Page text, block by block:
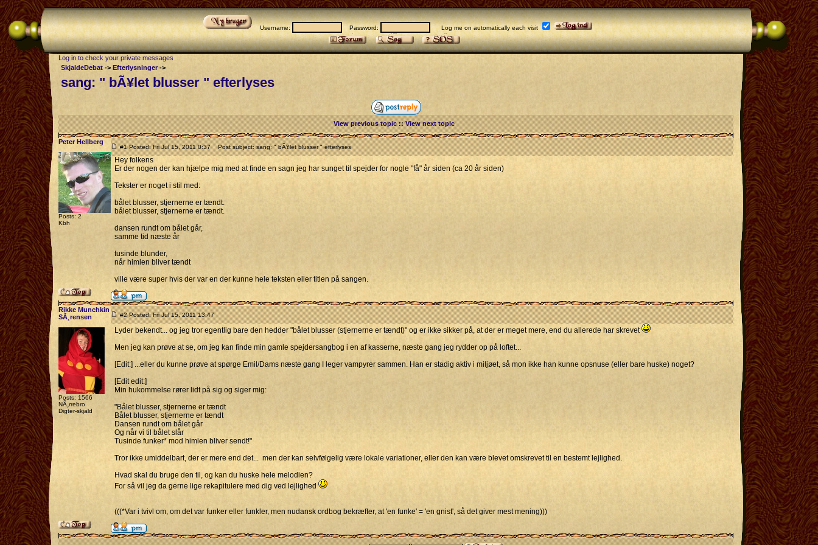
Username: Password: Log me on automatically each visit
Log in to check your private messages
SkjaldeDebat -> Efterlysninger->
sang: " bÃ¥let blusser " efterlyses
View previous topic::View next topic
Peter Hellberg
Posts: 2
Kbh
#1 Posted: Fri Jul 15, 2011 0:37 Post subject: sang: " bÃ¥let blusser " efterlyses
Hey folkens
Er der nogen der kan hjælpe mig med at finde en sagn jeg har sunget til spejder for nogle "få" år siden (ca 20 år siden)
Tekster er noget i stil med:
bålet blusser, stjernerne er tændt.
bålet blusser, stjernerne er tændt.
dansen rundt om bålet går,
samme tid næste år
tusinde blunder,
når himlen bliver tændt
ville være super hvis der var en der kunne hele teksten eller titlen på sangen.
Rikke Munchkin
SÃ¸rensen
Posts: 1566
NÃ¸rrebro
Digter-skjald
#2 Posted: Fri Jul 15, 2011 13:47
Lyder bekendt... og jeg tror egentlig bare den hedder "bålet blusser (stjernerne er tændt)" og er ikke sikker på, at der er meget mere, end du allerede har skrevet
Men jeg kan prøve at se, om jeg kan finde min gamle spejdersangbog i en af kasserne, næste gang jeg rydder op på loftet...
[Edit:] ...eller du kunne prøve at spørge Emil/Dams næste gang I leger vampyrer sammen. Han er stadig aktiv i miljøet, så mon ikke han kunne opsnuse (eller bare huske) noget?
[Edit edit:]
Min hukommelse rører lidt på sig og siger mig:
"Bålet blusser, stjernerne er tændt
Bålet blusser, stjernerne er tændt
Dansen rundt om bålet går
Og når vi til bålet slår
Tusinde funker* mod himlen bliver sendt!"
Tror ikke umiddelbart, der er mere end det... men der kan selvfølgelig være lokale variationer, eller den kan være blevet omskrevet til en bestemt lejlighed.
Hvad skal du bruge den til, og kan du huske hele melodien?
For så vil jeg da gerne lige rekapitulere med dig ved lejlighed
(((*Var i tvivl om, om det var funker eller funkler, men nudansk ordbog bekræfter, at 'en funke' = 'en gnist', så det giver mest mening)))